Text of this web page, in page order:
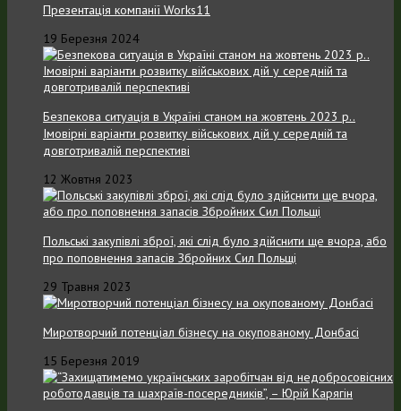
Презентація компанії Works11
19 Березня 2024
Безпекова ситуація в Україні станом на жовтень 2023 р..
Імовірні варіанти розвитку військових дій у середній та
довготривалій перспективі
12 Жовтня 2023
Польські закупівлі зброї, які слід було здійснити ще вчора, або
про поповнення запасів Збройних Cил Польщі
29 Травня 2023
Миротворчий потенціал бізнесу на окупованому Донбасі
15 Березня 2019